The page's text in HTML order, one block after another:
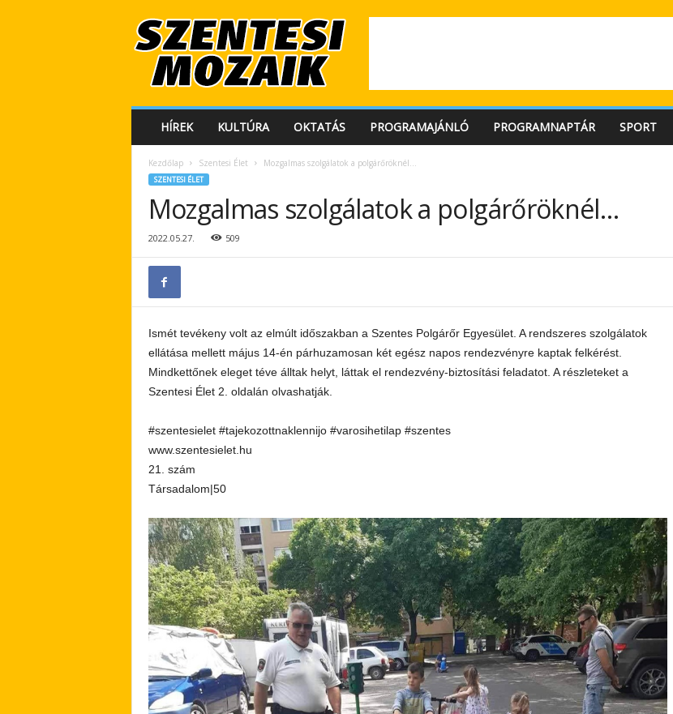
e
HÍREK KULTÚRA OKTATÁS PROGRAMAJÁNLÓ PROGRAMNAPTÁR SPORT
Kezdőlap Szentesi Élet Mozgalmas szolgálatok a polgárőröknél…
SZENTESI ÉLET
Mozgalmas szolgálatok a polgárőröknél…
2022.05.27. 509
Ismét tevékeny volt az elmúlt időszakban a Szentes Polgárőr Egyesület. A rendszeres szolgálatok
ellátása mellett május 14-én párhuzamosan két egész napos rendezvényre kaptak felkérést.
Mindkettőnek eleget téve álltak helyt, láttak el rendezvény-biztosítási feladatot. A részleteket a
Szentesi Élet 2. oldalán olvashatják.
#szentesielet #tajekozottnaklennijo #varosihetilap #szentes
www.szentesielet.hu
21. szám
Társadalom|50